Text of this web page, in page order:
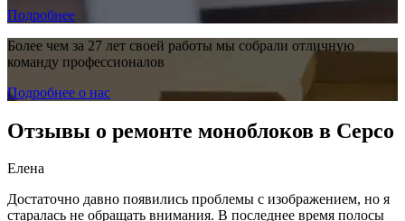
Подробнее
Более чем за 27 лет своей работы мы собрали отличную
команду профессионалов
Подробнее о нас
Отзывы о ремонте моноблоков в Серсо
Елена
Достаточно давно появились проблемы с изображением, но я
старалась не обращать внимания. В последнее время полосы